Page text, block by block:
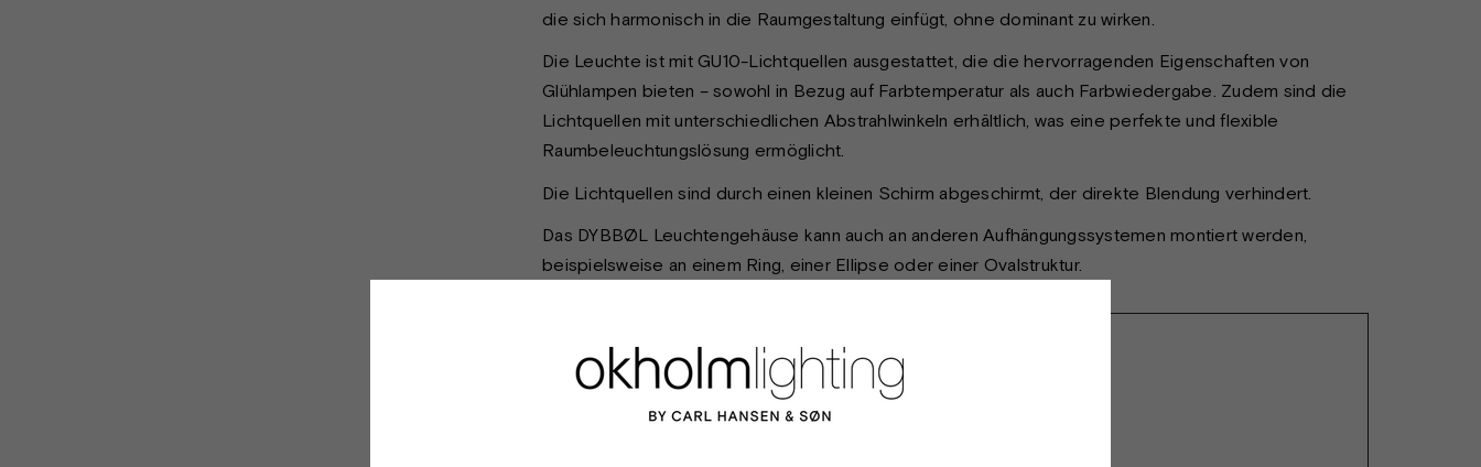
die sich harmonisch in die Raumgestaltung einfügt, ohne dominant zu wirken.
Die Leuchte ist mit GU10-Lichtquellen ausgestattet, die die hervorragenden Eigenschaften von
Glühlampen bieten – sowohl in Bezug auf Farbtemperatur als auch Farbwiedergabe. Zudem sind die
Lichtquellen mit unterschiedlichen Abstrahlwinkeln erhältlich, was eine perfekte und flexible
Raumbeleuchtungslösung ermöglicht.
Die Lichtquellen sind durch einen kleinen Schirm abgeschirmt, der direkte Blendung verhindert.
Das DYBBØL Leuchtengehäuse kann auch an anderen Aufhängungssystemen montiert werden,
beispielsweise an einem Ring, einer Ellipse oder einer Ovalstruktur.
TECHNISCHE SPEZIFIKATIONEN: